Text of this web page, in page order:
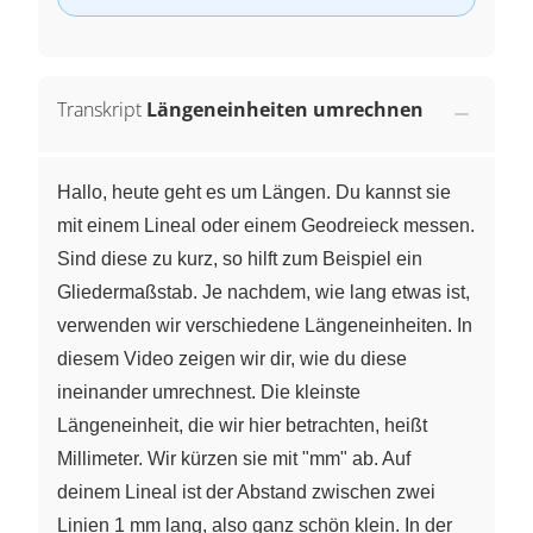
Transkript Längeneinheiten umrechnen
Hallo, heute geht es um Längen. Du kannst sie
mit einem Lineal oder einem Geodreieck messen.
Sind diese zu kurz, so hilft zum Beispiel ein
Gliedermaßstab. Je nachdem, wie lang etwas ist,
verwenden wir verschiedene Längeneinheiten. In
diesem Video zeigen wir dir, wie du diese
ineinander umrechnest. Die kleinste
Längeneinheit, die wir hier betrachten, heißt
Millimeter. Wir kürzen sie mit "mm" ab. Auf
deinem Lineal ist der Abstand zwischen zwei
Linien 1 mm lang, also ganz schön klein. In der